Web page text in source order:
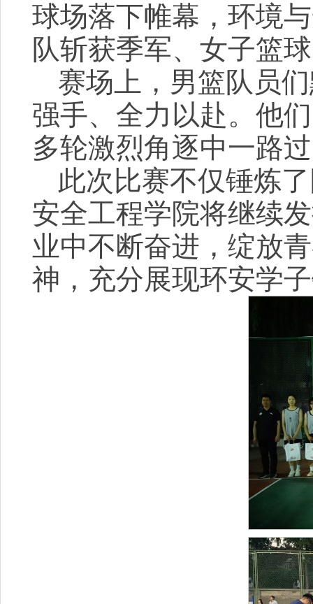
球场落下帷幕，环境
队斩获季军、女子篮
赛场上，男篮队员
强手、全力以赴。他
多轮激烈角逐中一路
此次比赛不仅锤炼
安全工程学院将继续
业中不断奋进，绽放
神，充分展现环安学